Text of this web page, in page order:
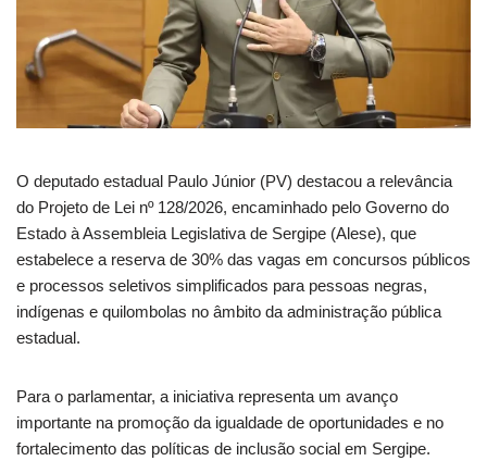
O deputado estadual Paulo Júnior (PV) destacou a relevância
do Projeto de Lei nº 128/2026, encaminhado pelo Governo do
Estado à Assembleia Legislativa de Sergipe (Alese), que
estabelece a reserva de 30% das vagas em concursos públicos
e processos seletivos simplificados para pessoas negras,
indígenas e quilombolas no âmbito da administração pública
estadual.
Para o parlamentar, a iniciativa representa um avanço
importante na promoção da igualdade de oportunidades e no
fortalecimento das políticas de inclusão social em Sergipe.